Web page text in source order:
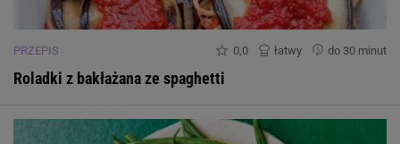
PRZEPIS 0,0 łatwy do 30 minut
Roladki z bakłażana ze spaghetti